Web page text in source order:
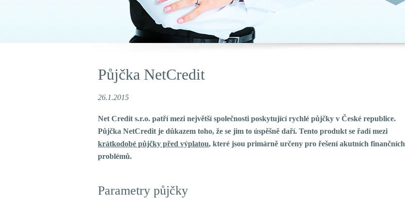
Půjčka NetCredit
26.1.2015
Net Credit s.r.o. patří mezi největší společnosti poskytující rychlé půjčky v České republice.
Půjčka NetCredit je důkazem toho, že se jim to úspěšně daří. Tento produkt se řadí mezi
krátkodobé půjčky před výplatou, které jsou primárně určeny pro řešení akutních finančních
problémů.
Parametry půjčky